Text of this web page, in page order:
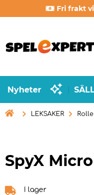
Fri frakt
Nyheter
 LEKSAKER
SpyX
I lager